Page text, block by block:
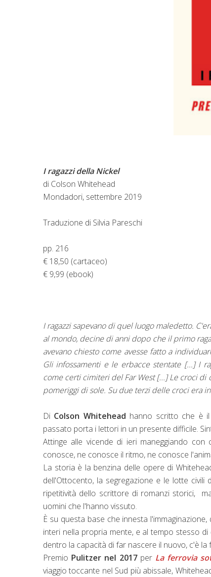
I ragazzi della Nickel
di Colson Whitehead
Mondadori, settembre 2019
Traduzione di Silvia Pareschi
pp. 216
€ 18,50 (cartaceo)
€ 9,99 (ebook)
I ragazzi sapevano di quel luogo maledetto.
al mondo, decine di anni dopo che il primo
avevano chiesto come avesse fatto a
Gli infossamenti e le erbacce stentate [...] I
come certi cimiteri del Far West [...] Le croci di
pomeriggi di sole. Su due terzi delle croci era
Di Colson Whitehead hanno scritto che è il
passato porta i lettori in un presente difficile.
Attinge alle vicende di ieri maneggiando
conosce, ne conosce il ritmo, ne conosce
La storia è la benzina delle opere di
dell'Ottocento, la segregazione e le lotte
ripetitività dello scrittore di romanzi storici,
uomini che l'hanno vissuto.
È su questa base che innesta
interi nella propria mente, e al tempo stesso
dentro la capacità di far nascere il nuovo, c'è
Premio Pulitzer nel 2017 per La ferrovia
viaggio toccante nel Sud più abissale,